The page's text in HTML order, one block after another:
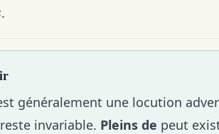
.
généralement une locution
reste invariable. Pleins de peut